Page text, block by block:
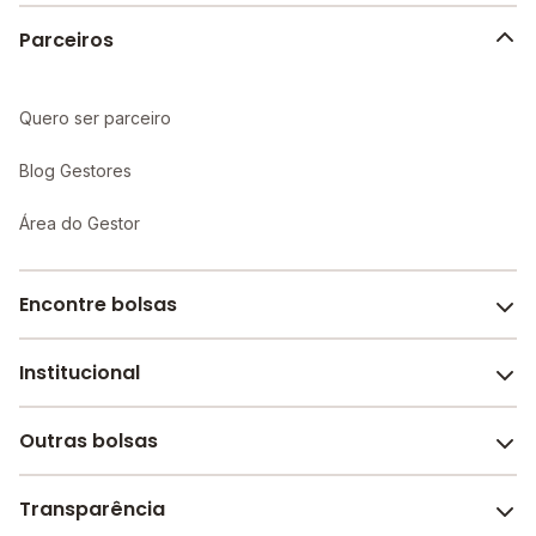
Parceiros
Quero ser parceiro
Blog Gestores
Área do Gestor
Encontre bolsas
Melhores escolas de São Paulo
Escolas por cidade e bairro
Institucional
Sobre o Melhor Escola
Revista Melhor Escola
Outras bolsas
Faculdades e universidades
Transparência